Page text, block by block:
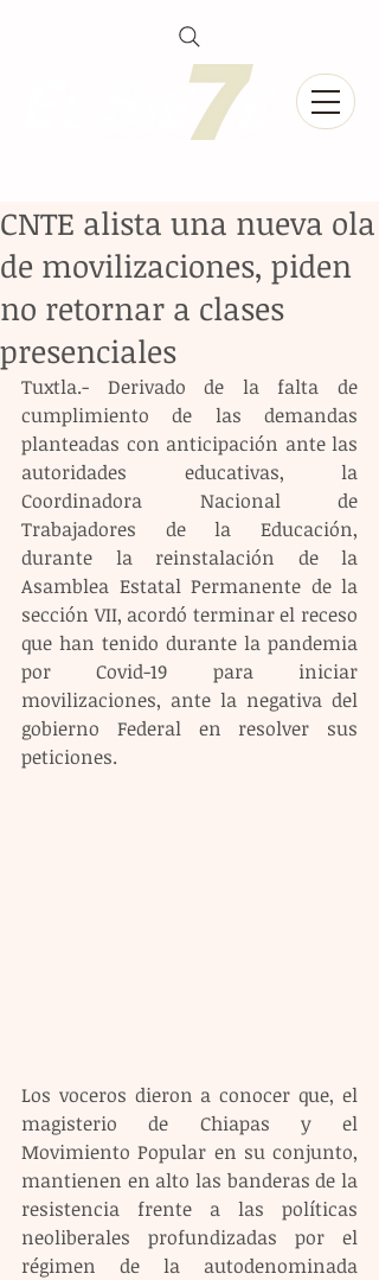
CNTE alista una nueva ola
de movilizaciones, piden
no retornar a clases
presenciales
Tuxtla.- Derivado de la falta de
cumplimiento de las demandas
planteadas con anticipación ante las
autoridades educativas, la
Coordinadora Nacional de
Trabajadores de la Educación,
durante la reinstalación de la
Asamblea Estatal Permanente de la
sección VII, acordó terminar el receso
que han tenido durante la pandemia
por Covid-19 para iniciar
movilizaciones, ante la negativa del
gobierno Federal en resolver sus
peticiones.
Los voceros dieron a conocer que, el
magisterio de Chiapas y el
Movimiento Popular en su conjunto,
mantienen en alto las banderas de la
resistencia frente a las políticas
neoliberales profundizadas por el
régimen de la autodenominada